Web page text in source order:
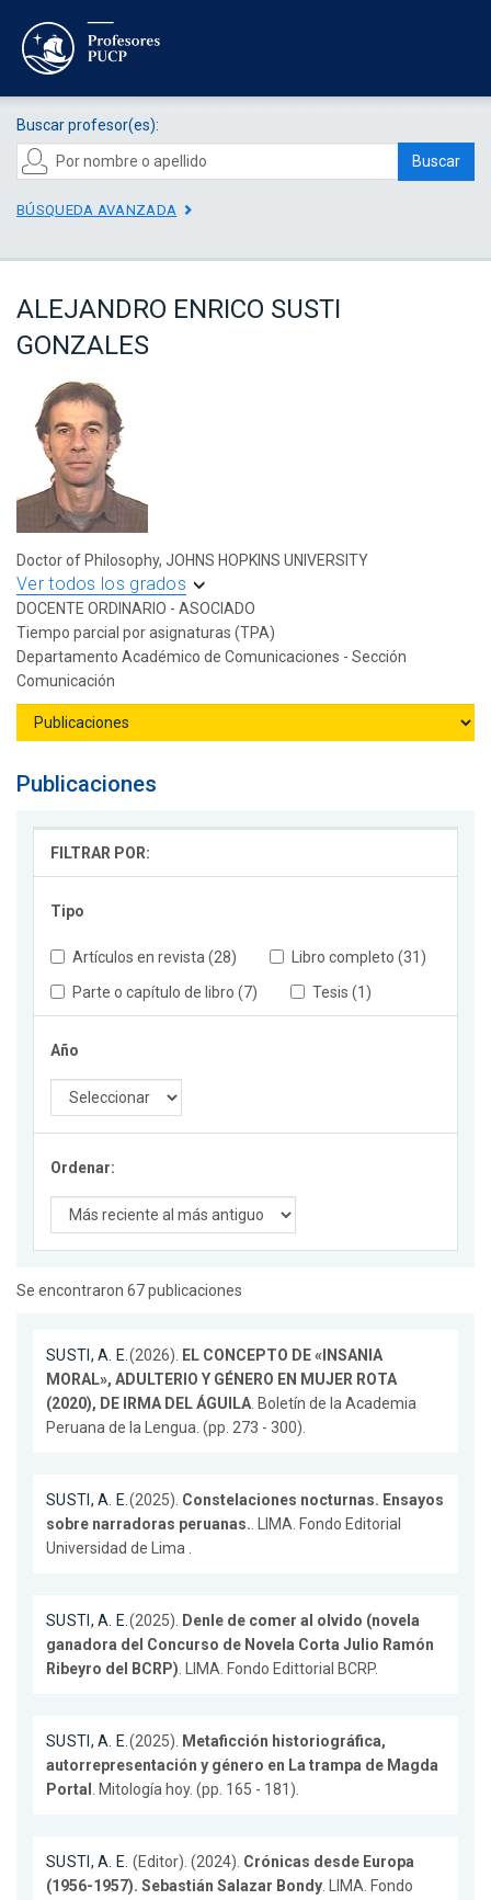
Buscar profesor(es):
Buscar
BÚSQUEDA AVANZADA
ALEJANDRO ENRICO SUSTI
GONZALES
Doctor of Philosophy, JOHNS HOPKINS UNIVERSITY
Ver todos los grados
DOCENTE ORDINARIO - ASOCIADO
Tiempo parcial por asignaturas (TPA)
Departamento Académico de Comunicaciones - Sección
Comunicación
Publicaciones
FILTRAR POR:
Tipo
Artículos en revista (28)
Libro completo (31)
Parte o capítulo de libro (7)
Tesis (1)
Año
Ordenar:
Se encontraron 67 publicaciones
SUSTI, A. E.(2026). EL CONCEPTO DE «INSANIA
MORAL», ADULTERIO Y GÉNERO EN MUJER ROTA
(2020), DE IRMA DEL ÁGUILA. Boletín de la Academia
Peruana de la Lengua. (pp. 273 - 300).
SUSTI, A. E.(2025). Constelaciones nocturnas. Ensayos
sobre narradoras peruanas.. LIMA. Fondo Editorial
Universidad de Lima .
SUSTI, A. E.(2025). Denle de comer al olvido (novela
ganadora del Concurso de Novela Corta Julio Ramón
Ribeyro del BCRP). LIMA. Fondo Edittorial BCRP.
SUSTI, A. E.(2025). Metaficción historiográfica,
autorrepresentación y género en La trampa de Magda
Portal . Mitología hoy. (pp. 165 - 181).
SUSTI, A. E. (Editor). (2024). Crónicas desde Europa
(1956-1957). Sebastián Salazar Bondy. LIMA. Fondo